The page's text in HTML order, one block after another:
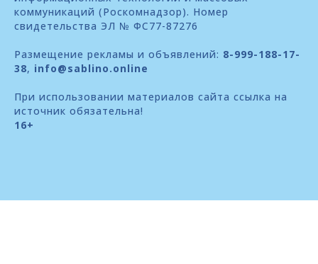
коммуникаций (Роскомнадзор). Номер
свидетельства ЭЛ № ФС77-87276
Размещение рекламы и объявлений: 8-999-188-17-
38, info@sablino.online
При использовании материалов сайта ссылка на
источник обязательна!
16+